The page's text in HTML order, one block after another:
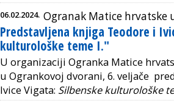
06.02.2024. Ogranak Matice hrvatske
Predstavljena knjiga Teodore i
kulturološke teme I."
U organizaciji Ogranka Matice
u Ogrankovoj dvorani, 6. veljače
Ivice Vigata: Silbenske kulturološke